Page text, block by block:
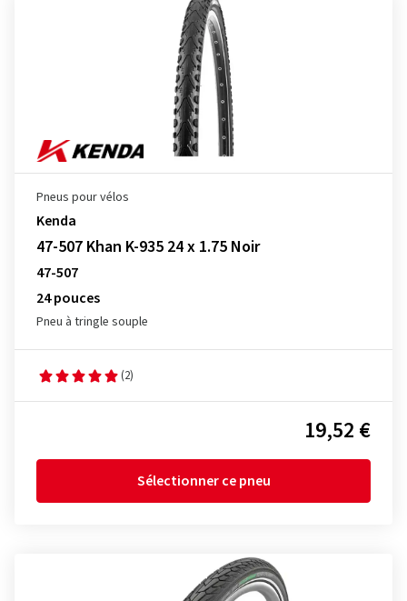
Pneus pour vélos
Kenda
47-507 Khan K-935 24 x 1.75 Noir
47-507
24 pouces
Pneu à tringle souple
(2)
19,52 €
Sélectionner ce pneu